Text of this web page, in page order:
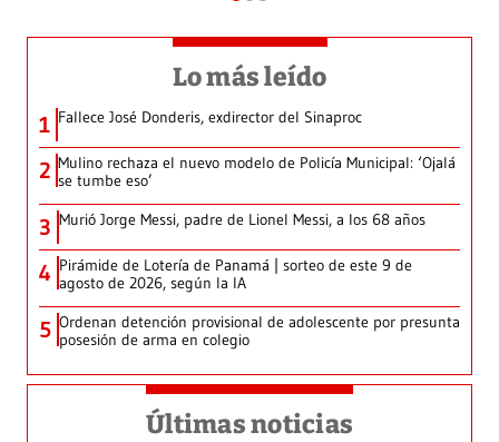
Lo más leído
1 Fallece José Donderis, exdirector del Sinaproc
2 Mulino rechaza el nuevo modelo de Policía Municipal: ‘Ojalá
se tumbe eso’
3 Murió Jorge Messi, padre de Lionel Messi, a los 68 años
4 Pirámide de Lotería de Panamá | sorteo de este 9 de
agosto de 2026, según la IA
5 Ordenan detención provisional de adolescente por presunta
posesión de arma en colegio
Últimas noticias